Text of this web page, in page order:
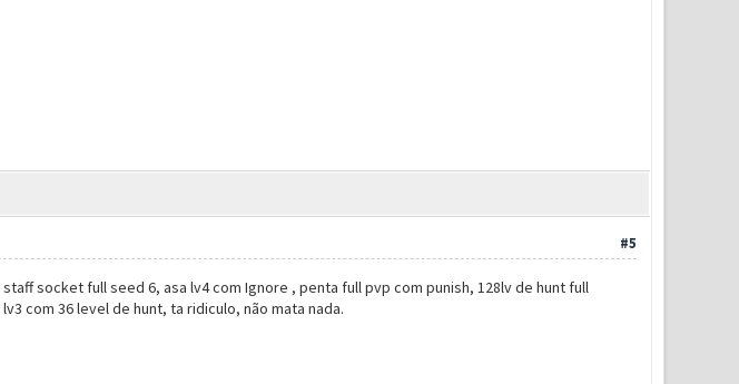
#5
socket full seed 6, asa lv4 com Ignore , penta full pvp com punish, 128lv de hunt full
com 36 level de hunt, ta ridiculo, não mata nada.